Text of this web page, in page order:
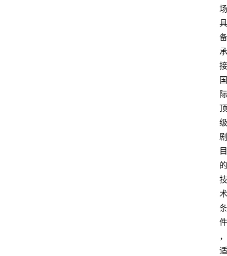
场
具
备
承
接
国
际
顶
级
剧
目
的
技
术
条
件
，
适